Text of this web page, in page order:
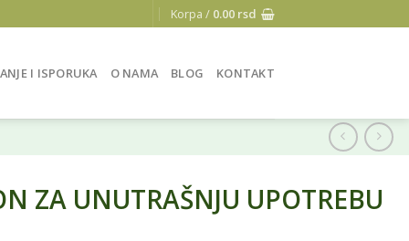
Korpa / 0.00 rsd
I ISPORUKA O NAMA BLOG KONTAKT
ZA UNUTRAŠNJU UPOTREBU